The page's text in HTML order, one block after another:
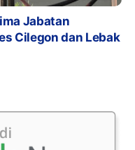
Jabatan
Cilegon dan Lebak